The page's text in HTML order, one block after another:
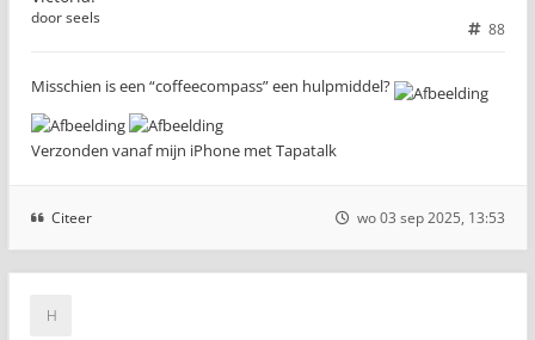
88
doorseels
Misschien is een “coffeecompass” een hulpmiddel?
Verzonden vanaf mijn iPhone met Tapatalk
Citeer wo 03 sep 2025, 13:53